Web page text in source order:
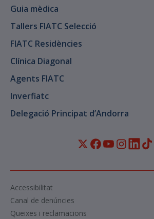
Guia mèdica
Tallers FIATC Selecció
FIATC Residències
Clínica Diagonal
Agents FIATC
Inverfiatc
Delegació Principat d’Andorra
Queixes i reclamacions
Canal de denúncies
Accessibilitat